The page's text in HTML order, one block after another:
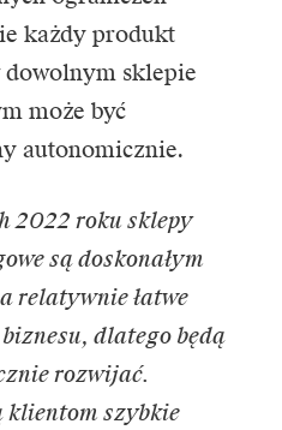
każdy produkt
dowolnym sklepie
może być
autonomicznie.
2022 roku sklepy
są doskonałym
relatywnie łatwe
dlatego będą
rozwijać.
klientom szybkie